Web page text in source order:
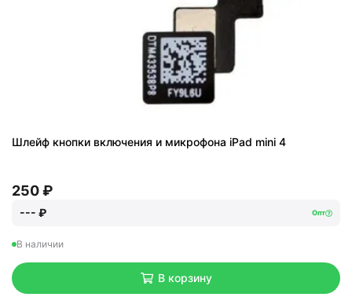
Шлейф кнопки включения и микрофона iPad mini 4
250 ₽
--- ₽ Опт
В наличии
В корзину